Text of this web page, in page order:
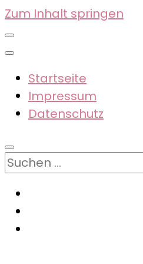
Zum Inhalt springen
Startseite
Impressum
Datenschutz
Suchen
nach: